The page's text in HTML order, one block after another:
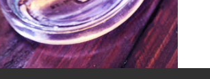
SHARE THIS